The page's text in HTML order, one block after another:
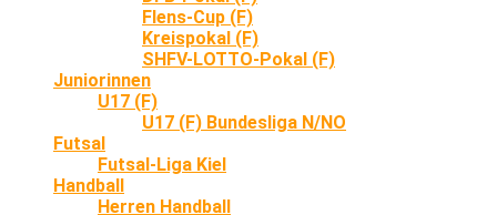
Flens-Cup (F)
Kreispokal (F)
SHFV-LOTTO-Pokal (F)
Juniorinnen
U17 (F)
U17 (F) Bundesliga N/NO
Futsal
Futsal-Liga Kiel
Handball
Herren Handball